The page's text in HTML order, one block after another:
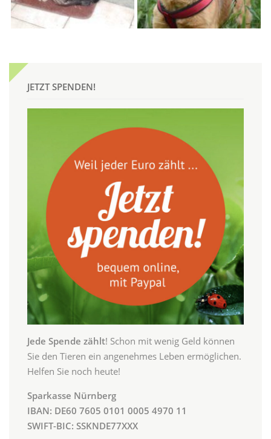
JETZT SPENDEN!
Jede Spende zählt! Schon mit wenig Geld können
Sie den Tieren ein angenehmes Leben ermöglichen.
Helfen Sie noch heute!
Sparkasse Nürnberg
IBAN: DE60 7605 0101 0005 4970 11
SWIFT-BIC: SSKNDE77XXX